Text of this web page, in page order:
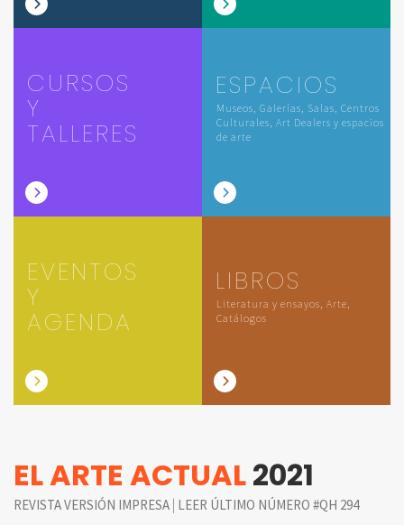
CURSOS
Y
TALLERES
ESPACIOS
Museos, Galerías, Salas, Centros
Culturales, Art Dealers y espacios
de arte
EVENTOS
Y
AGENDA
LIBROS
Literatura y ensayos, Arte,
Catálogos
EL ARTE ACTUAL2021
REVISTA VERSIÓN IMPRESA | LEER ÚLTIMO NÚMERO #QH 294